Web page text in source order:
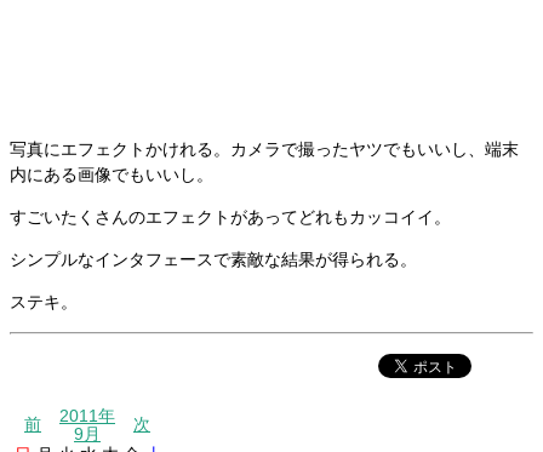
写真にエフェクトかけれる。カメラで撮ったヤツでもいいし、端末
内にある画像でもいいし。
すごいたくさんのエフェクトがあってどれもカッコイイ。
シンプルなインタフェースで素敵な結果が得られる。
ステキ。
前
2011年
9月
次